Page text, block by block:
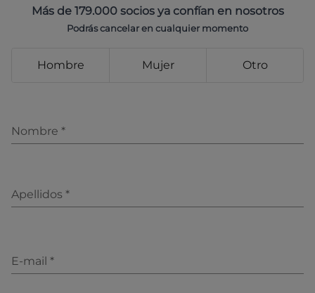
Más de 179.000 socios ya confían en nosotros
Podrás cancelar en cualquier momento
Hombre Mujer Otro
Nombre *
Apellidos *
E-mail *